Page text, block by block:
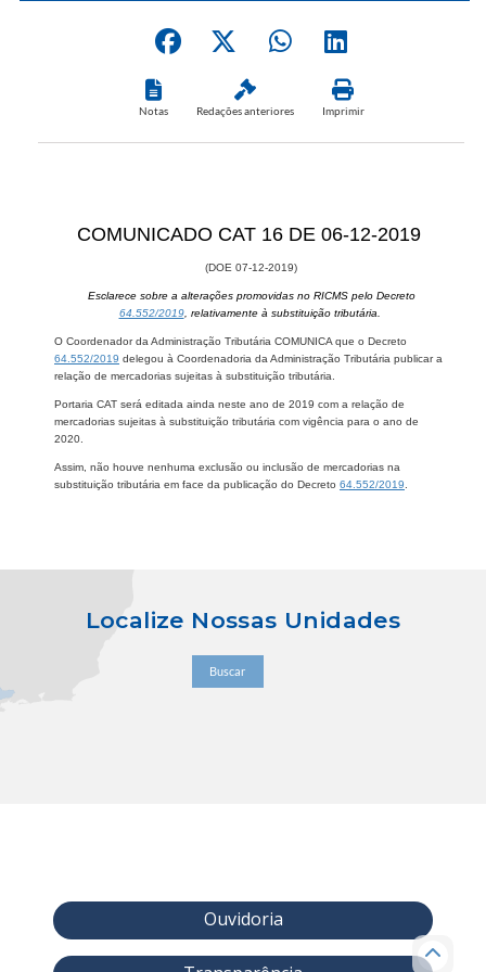
Notas Redações anteriores Imprimir
​COMUNICADO CAT 16 DE 06-12-2019
(DOE 07-12-2019)
Esclarece sobre a alterações promovidas no RICMS pelo Decreto
64.552/2019, relativamente à substituição tributária.
O Coordenador da Administração Tributária COMUNICA que o Decreto
64.552/2019 delegou à Coordenadoria da Administração Tributária publicar a
relação de mercadorias sujeitas à substituição tributária.
Portaria CAT será editada ainda neste ano de 2019 com a relação de
mercadorias sujeitas à substituição tributária com vigência para o ano de
2020.
Assim, não houve nenhuma exclusão ou inclusão de mercadorias na
substituição tributária em face da publicação do Decreto 64.552/2019
Localize Nossas Unidades
Buscar
Ouvidoria